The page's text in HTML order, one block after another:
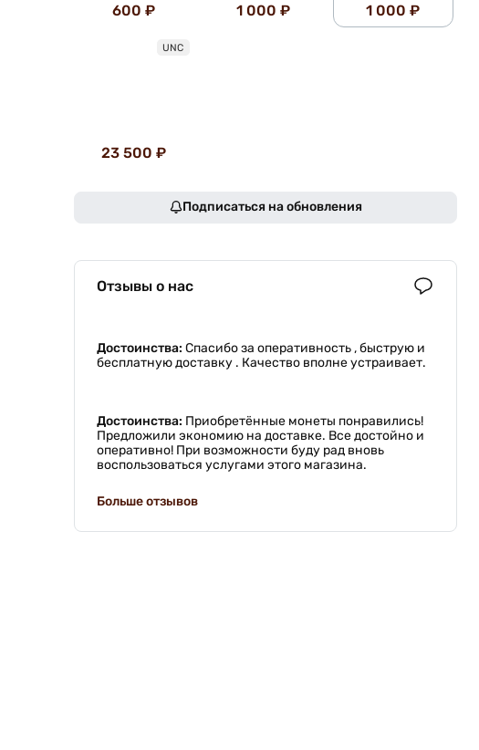
600 ₽ 1 000 ₽ 1 000 ₽
UNC
23 500 ₽
Подписаться на обновления
Отзывы о нас
Достоинства: Спасибо за оперативность , быструю и
бесплатную доставку . Качество вполне устраивает.
Достоинства: Приобретённые монеты понравились!
Предложили экономию на доставке. Все достойно и
оперативно! При возможности буду рад вновь
воспользоваться услугами этого магазина.
Больше отзывов